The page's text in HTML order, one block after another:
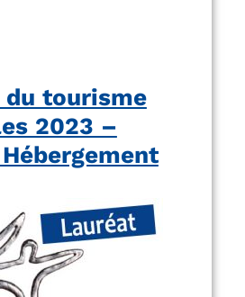
du tourisme
2023 –